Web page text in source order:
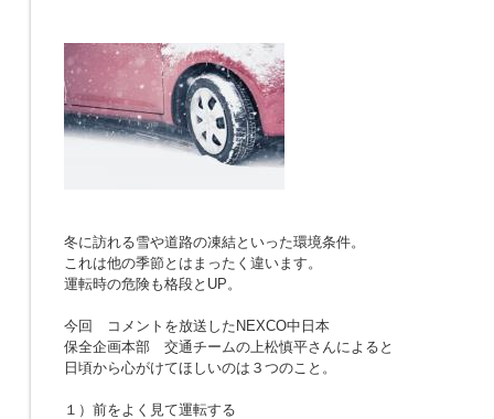
冬に訪れる雪や道路の凍結といった環境条件。
これは他の季節とはまったく違います。
運転時の危険も格段とUP。
今回 コメントを放送したNEXCO中日本
保全企画本部 交通チームの上松慎平さんによると
日頃から心がけてほしいのは３つのこと。
１）前をよく見て運転する